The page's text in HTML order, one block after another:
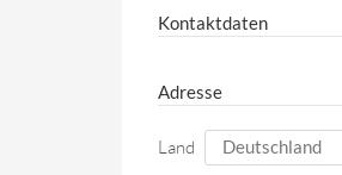
Kontaktdaten
Adresse
Land